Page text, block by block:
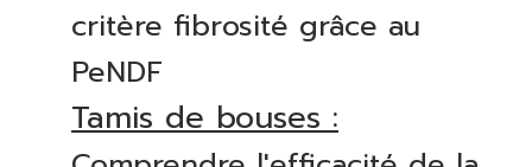
critère fibrosité grâce au
PeNDF
Tamis de bouses :